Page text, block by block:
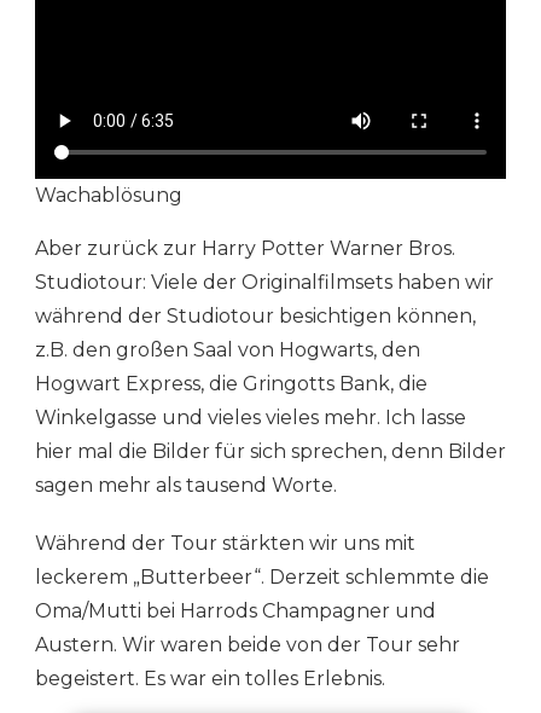
Wachablösung
Aber zurück zur Harry Potter Warner Bros.
Studiotour: Viele der Originalfilmsets haben wir
während der Studiotour besichtigen können,
z.B. den großen Saal von Hogwarts, den
Hogwart Express, die Gringotts Bank, die
Winkelgasse und vieles vieles mehr. Ich lasse
hier mal die Bilder für sich sprechen, denn Bilder
sagen mehr als tausend Worte.
Während der Tour stärkten wir uns mit
leckerem „Butterbeer“. Derzeit schlemmte die
Oma/Mutti bei Harrods Champagner und
Austern. Wir waren beide von der Tour sehr
begeistert. Es war ein tolles Erlebnis.